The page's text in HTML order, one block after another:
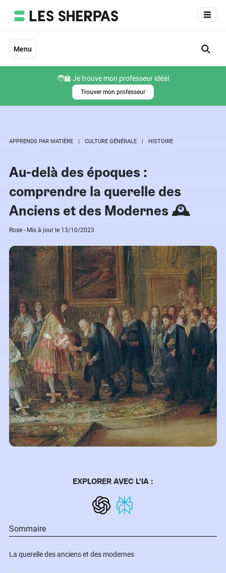
Menu
🧑‍🏫 Je trouve mon professeur idéal
Trouver mon professeur
APPRENDS PAR MATIÈRE CULTURE GÉNÉRALE HISTOIRE
Au-delà des époques :
comprendre la querelle des
Anciens et des Modernes 🕰️
Rose - Mis à jour le 13/10/2023
EXPLORER AVEC L'IA :
Sommaire
La querelle des anciens et des modernes